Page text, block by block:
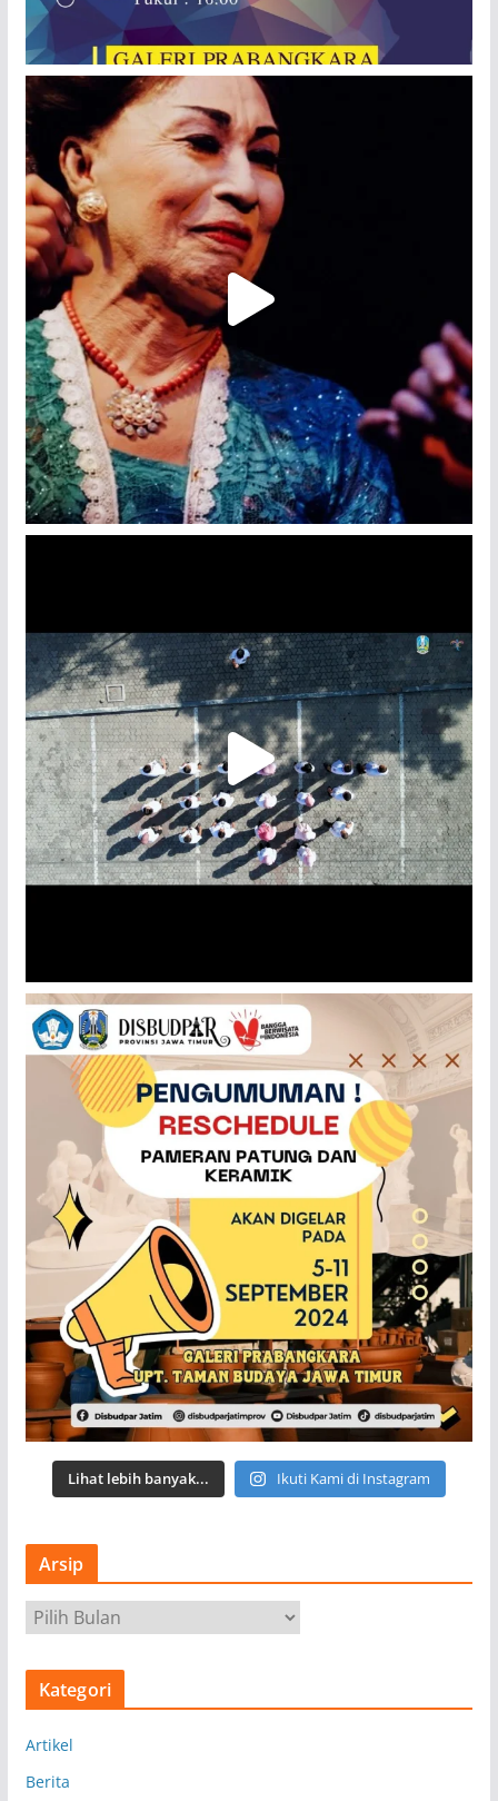
Lihat lebih banyak... Ikuti Kami di Instagram
Arsip
r
s
Kategori
Artikel
Berita